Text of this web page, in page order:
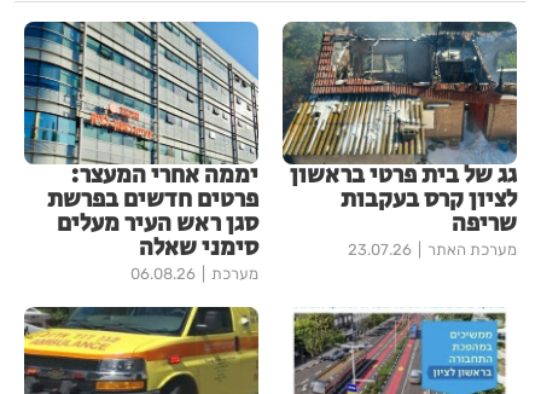
גג של בית פרטי בראשון
לציון קרס בעקבות
שריפה
מערכת האתר 23.07.26
יממה אחרי המעצר:
פרטים חדשים בפרשת
סגן ראש העיר מעלים
סימני שאלה
מערכת 06.08.26